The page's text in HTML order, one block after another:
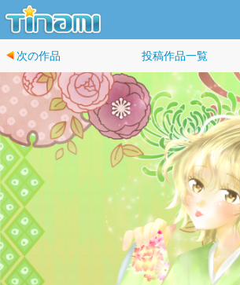
次の作品 投稿作品一覧